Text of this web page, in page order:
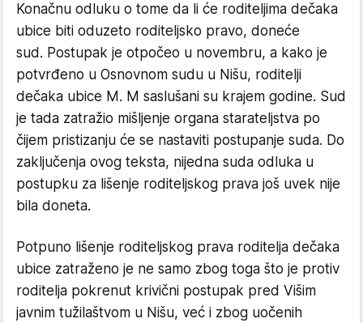
Konačnu odluku o tome da li će roditeljima dečaka
ubice biti oduzeto roditeljsko pravo, doneće
sud. Postupak je otpočeo u novembru, a kako je
potvrđeno u Osnovnom sudu u Nišu, roditelji
dečaka ubice M. M saslušani su krajem godine. Sud
je tada zatražio mišljenje organa starateljstva po
čijem pristizanju će se nastaviti postupanje suda. Do
zaključenja ovog teksta, nijedna suda odluka u
postupku za lišenje roditeljskog prava još uvek nije
bila doneta.
Potpuno lišenje roditeljskog prava roditelja dečaka
ubice zatraženo je ne samo zbog toga što je protiv
roditelja pokrenut krivični postupak pred Višim
javnim tužilaštvom u Nišu, već i zbog uočenih